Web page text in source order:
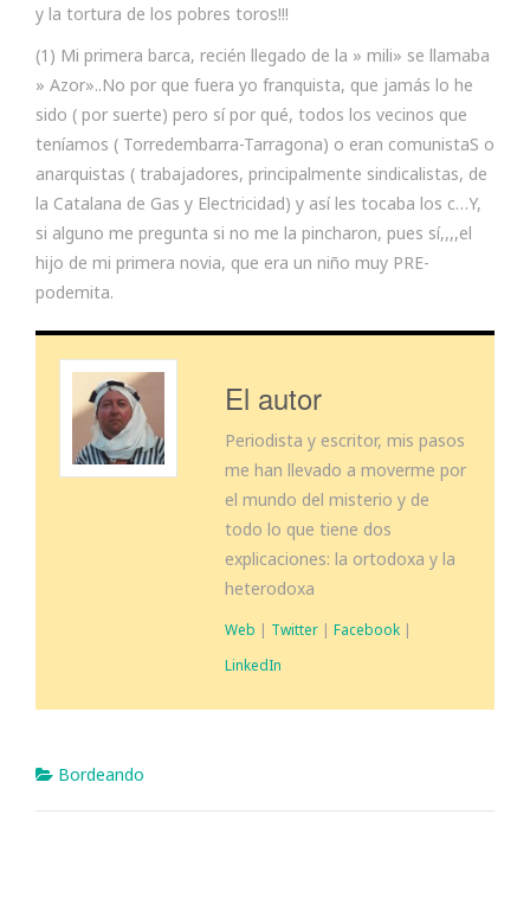
y la tortura de los pobres toros!!!
(1) Mi primera barca, recién llegado de la » mili» se llamaba
» Azor»..No por que fuera yo franquista, que jamás lo he
sido ( por suerte) pero sí por qué, todos los vecinos que
teníamos ( Torredembarra-Tarragona) o eran comunistaS o
anarquistas ( trabajadores, principalmente sindicalistas, de
la Catalana de Gas y Electricidad) y así les tocaba los c…Y,
si alguno me pregunta si no me la pincharon, pues sí,,,,el
hijo de mi primera novia, que era un niño muy PRE-
podemita.
El autor
Periodista y escritor, mis pasos
me han llevado a moverme por
el mundo del misterio y de
todo lo que tiene dos
explicaciones: la ortodoxa y la
heterodoxa
Web | Twitter | Facebook |
LinkedIn
Bordeando